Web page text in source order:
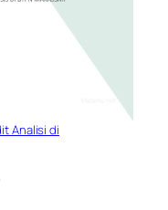
Analisi di